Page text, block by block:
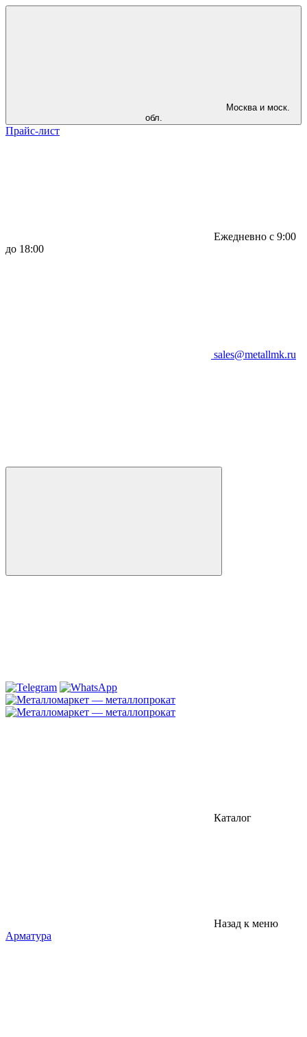
Москва и моск.
обл.
Прайс-лист
Ежедневно с 9:00
до 18:00
sales@metallmk.ru
Каталог
Назад к меню
Арматура